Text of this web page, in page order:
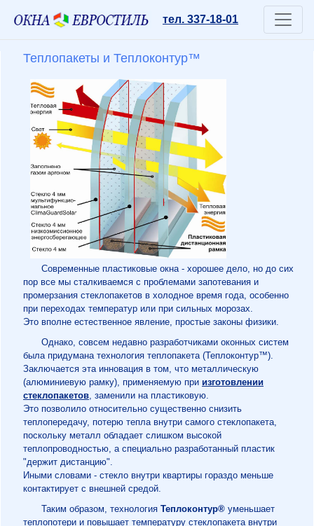
тел. 337-18-01
Теплопакеты и Теплоконтур™
Современные пластиковые окна - хорошее дело, но до сих
пор все мы сталкиваемся с проблемами запотевания и
промерзания стеклопакетов в холодное время года, особенно
при переходах температур или при сильных морозах.
Это вполне естественное явление, простые законы физики.
Однако, совсем недавно разработчиками оконных систем
была придумана технология теплопакета (Теплоконтур™).
Заключается эта инновация в том, что металлическую
(алюминиевую рамку), применяемую при изготовлении
стеклопакетов, заменили на пластиковую.
Это позволило относительно существенно снизить
теплопередачу, потерю тепла внутри самого стеклопакета,
поскольку металл обладает слишком высокой
теплопроводностью, а специально разработанный пластик
"держит дистанцию".
Иными словами - стекло внутри квартиры гораздо меньше
контактирует с внешней средой.
Таким образом, технология Теплоконтур® уменьшает
теплопотери и повышает температуру стеклопакета внутри